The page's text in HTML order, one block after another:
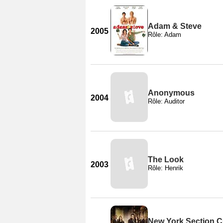
2005
Adam & Steve
Rôle: Adam
2004
Anonymous
Rôle: Auditor
2003
The Look
Rôle: Henrik
New York Section